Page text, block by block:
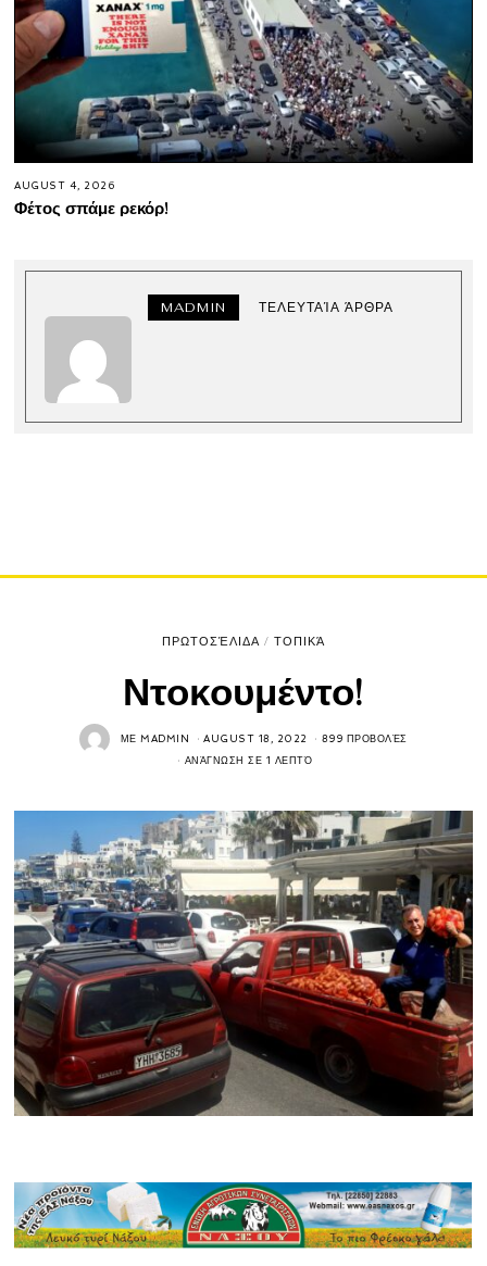
AUGUST 4, 2026
Φέτος σπάμε ρεκόρ!
MADMIN ΤΕΛΕΥΤΑΊΑ ΆΡΘΡΑ
ΠΡΩΤΟΣΈΛΙΔΑ / ΤΟΠΙΚΆ
Ντοκουμέντο!
ΜΕMADMIN AUGUST 18, 2022 899 ΠΡΟΒΟΛΈΣ
ΑΝΆΓΝΩΣΗ ΣΕ 1 ΛΕΠΤΌ